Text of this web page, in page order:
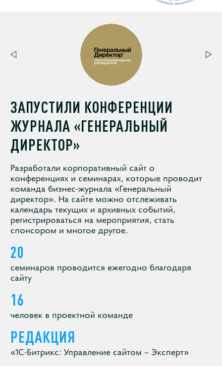
ЗАПУСТИЛИ КОНФЕРЕНЦИИ
ЖУРНАЛА «ГЕНЕРАЛЬНЫЙ
ДИРЕКТОР»
Разработали корпоративный сайт о
конференциях и семинарах, которые проводит
команда бизнес-журнала «Генеральный
директор». На сайте можно отслеживать
календарь текущих и архивных событий,
регистрироваться на мероприятия, стать
спонсором и многое другое.
20
семинаров проводится ежегодно благодаря
сайту
16
человек в проектной команде
РЕДАКЦИЯ
«1С-Битрикс: Управление сайтом – Эксперт»